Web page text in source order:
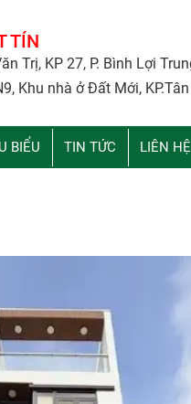
TÍN
Trị, KP 27, P. Bình Lợi
Khu nhà ở Đất Mới,
BIỂU TIN TỨC LIÊN HỆ